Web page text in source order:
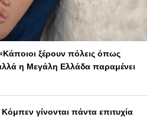
ξέρουν πόλεις όπως
η Μεγάλη Ελλάδα παραμένει
Κόμπεν γίνονται πάντα επιτυχία